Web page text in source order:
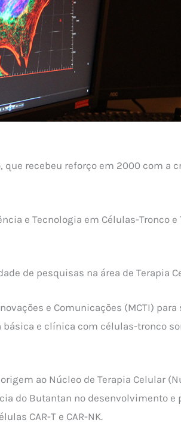
que recebeu reforço em 2000 com a
e Tecnologia em Células-Tronco e
de pesquisas na área de Terapia
e Comunicações (MCTI) para
básica e clínica com células-tronco
ao Núcleo de Terapia Celular
do Butantan no desenvolvimento e
CAR-T e CAR-NK.